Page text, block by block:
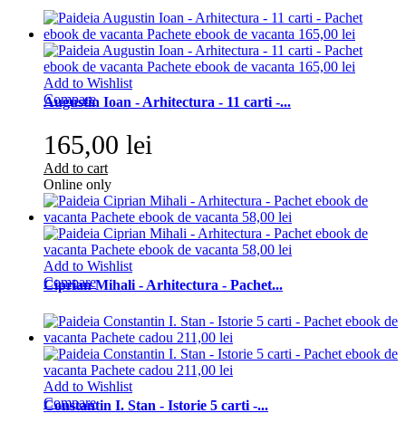
Add to Wishlist
Compare
Augustin Ioan - Arhitectura - 11 carti -...
165,00 lei
Add to cart
Online only
Add to Wishlist
Compare
Ciprian Mihali - Arhitectura - Pachet...
Add to Wishlist
Compare
Constantin I. Stan - Istorie 5 carti -...